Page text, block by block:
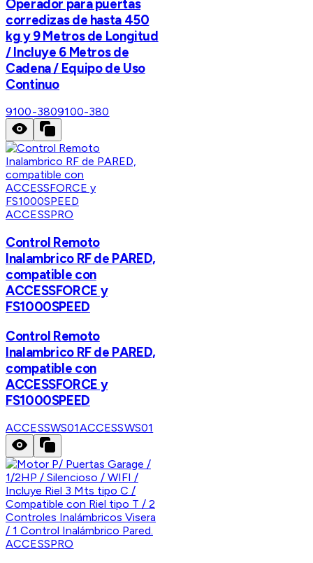
Operador para puertas
corredizas de hasta 450
kg y 9 Metros de Longitud
/ Incluye 6 Metros de
Cadena / Equipo de Uso
Continuo
9100-3809100-380
ACCESSPRO
Control Remoto
Inalambrico RF de PARED,
compatible con
ACCESSFORCE y
FS1000SPEED
Control Remoto
Inalambrico RF de PARED,
compatible con
ACCESSFORCE y
FS1000SPEED
ACCESSWS01ACCESSWS01
ACCESSPRO